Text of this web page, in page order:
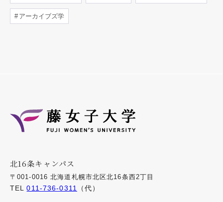
アーカイブズ学
北16条キャンパス
〒001-0016 北海道札幌市北区北16条西2丁目
TEL011-736-0311 （代）